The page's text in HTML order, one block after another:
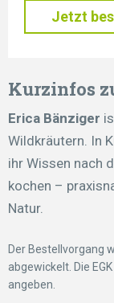
Jetzt
Kurzinfos
Erica Bänziger
Wildkräutern. In
ihr Wissen nach
kochen –
Natur.
Der Bestellvorgang
abgewickelt. Die
angeben.